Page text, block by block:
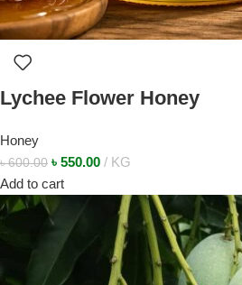
Lychee Flower Honey
Honey
৳600.00 ৳ 550.00
KG
Add to cart